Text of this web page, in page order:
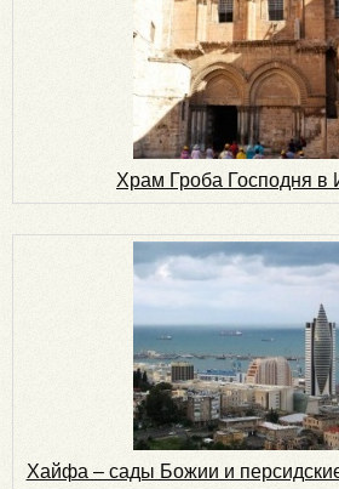
Храм Гроба Господня в
Хайфа – сады Божии и